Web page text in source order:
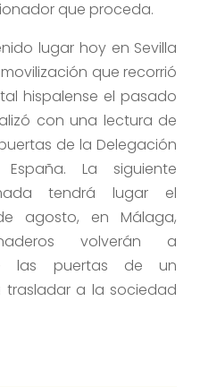
que proceda.
lugar hoy en Sevilla
que recorrió
hispalense el pasado
con una lectura de
de la Delegación
La siguiente
tendrá lugar el
agosto, en Málaga,
volverán a
las puertas de un
trasladar a la sociedad